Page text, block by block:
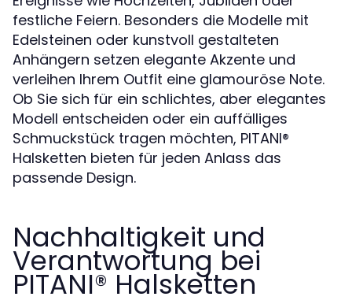
festliche Feiern. Besonders die Modelle mit
Edelsteinen oder kunstvoll gestalteten
Anhängern setzen elegante Akzente und
verleihen Ihrem Outfit eine glamouröse Note.
Ob Sie sich für ein schlichtes, aber elegantes
Modell entscheiden oder ein auffälliges
Schmuckstück tragen möchten, PITANI®️
Halsketten bieten für jeden Anlass das
passende Design.
Nachhaltigkeit und
Verantwortung bei
PITANI®️ Halsketten